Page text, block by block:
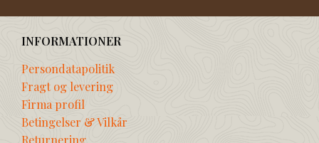
INFORMATIONER
Persondatapolitik
Fragt og levering
Firma profil
Betingelser & Vilkår
Returnering